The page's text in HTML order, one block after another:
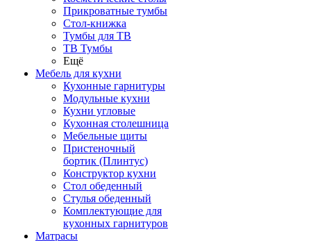
Прикроватные тумбы
Стол-книжка
Тумбы для ТВ
ТВ Тумбы
Ещё
Мебель для кухни
Кухонные гарнитуры
Модульные кухни
Кухни угловые
Кухонная столешница
Мебельные щиты
Пристеночный
бортик (Плинтус)
Конструктор кухни
Стол обеденный
Стулья обеденный
Комплектующие для
кухонных гарнитуров
Матраcы